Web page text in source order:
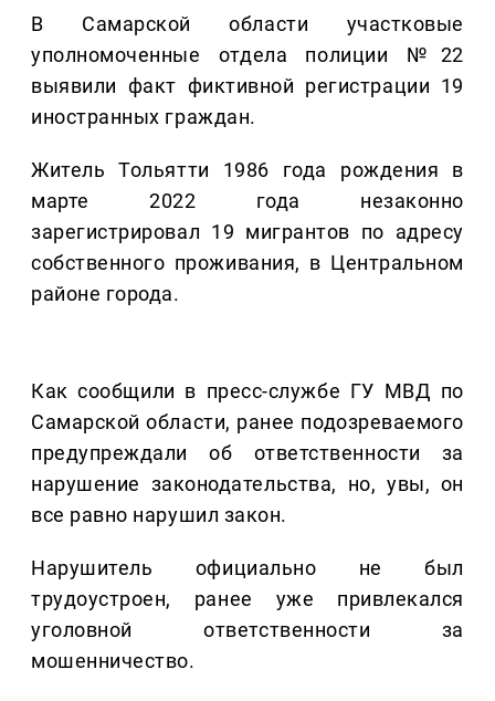
В Самарской области участковые
уполномоченные отдела полиции №22
выявили факт фиктивной регистрации 19
иностранных граждан.
Житель Тольятти 1986 года рождения в
марте 2022 года незаконно
зарегистрировал 19 мигрантов по адресу
собственного проживания, в Центральном
районе города.
Как сообщили в пресс-службе ГУ МВД по
Самарской области, ранее подозреваемого
предупреждали об ответственности за
нарушение законодательства, но, увы, он
все равно нарушил закон.
Нарушитель официально не был
трудоустроен, ранее уже привлекался
уголовной ответственности за
мошенничество.